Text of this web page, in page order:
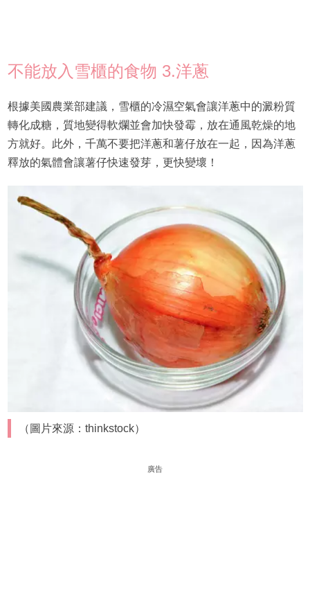
不能放入雪櫃的食物 3.洋蔥
根據美國農業部建議，雪櫃的冷濕空氣會讓洋蔥中的澱粉質
轉化成糖，質地變得軟爛並會加快發霉，放在通風乾燥的地
方就好。此外，千萬不要把洋蔥和薯仔放在一起，因為洋蔥
釋放的氣體會讓薯仔快速發芽，更快變壞！
（圖片來源：thinkstock）
廣告